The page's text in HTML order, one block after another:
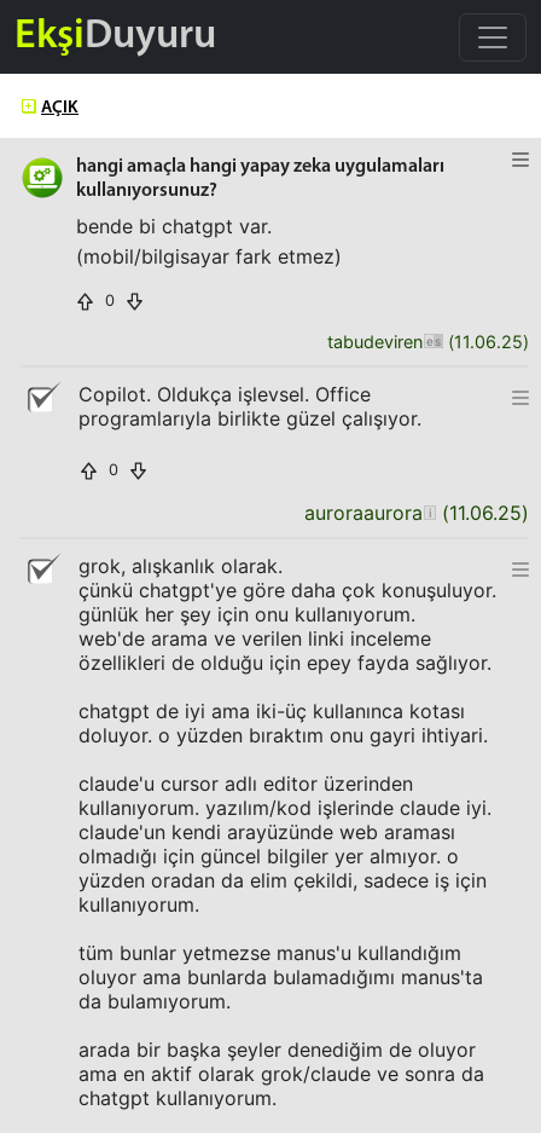
EkşiDuyuru
AÇIK
hangi amaçla hangi yapay zeka uygulamaları
kullanıyorsunuz?
bende bi chatgpt var.
(mobil/bilgisayar fark etmez)
0
tabudeviren (11.06.25)
Copilot. Oldukça işlevsel. Office
programlarıyla birlikte güzel çalışıyor.
0
auroraaurora (11.06.25)
grok, alışkanlık olarak.
çünkü chatgpt'ye göre daha çok konuşuluyor.
günlük her şey için onu kullanıyorum.
web'de arama ve verilen linki inceleme
özellikleri de olduğu için epey fayda sağlıyor.
chatgpt de iyi ama iki-üç kullanınca kotası
doluyor. o yüzden bıraktım onu gayri ihtiyari.
claude'u cursor adlı editor üzerinden
kullanıyorum. yazılım/kod işlerinde claude iyi.
claude'un kendi arayüzünde web araması
olmadığı için güncel bilgiler yer almıyor. o
yüzden oradan da elim çekildi, sadece iş için
kullanıyorum.
tüm bunlar yetmezse manus'u kullandığım
oluyor ama bunlarda bulamadığımı manus'ta
da bulamıyorum.
arada bir başka şeyler denediğim de oluyor
ama en aktif olarak grok/claude ve sonra da
chatgpt kullanıyorum.